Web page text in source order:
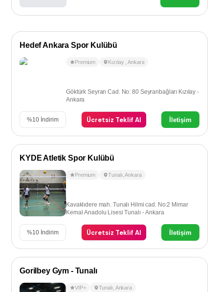
Hedef Ankara Spor Kulübü
Premium Kızılay ,Ankara
Göktürk Seyran Cad. No: 80 Seyranbağları Kızılay -
Ankara
%10 İndirim Ücretsiz Teklif Al İletişim
KYDE Atletik Spor Kulübü
Premium Tunalı ,Ankara
Kavaklıdere mah. Tunalı Hilmi cad. No:2 Mimar
Kemal Anadolu Lisesi Tunalı - Ankara
%10 İndirim Ücretsiz Teklif Al İletişim
Gorilbey Gym - Tunalı
VIP+ Tunalı Ankara